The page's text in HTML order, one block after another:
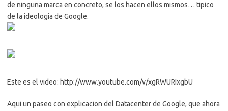
de ninguna marca en concreto, se los hacen ellos mismos… tipico
de la ideologia de Google.
Este es el video: http://www.youtube.com/v/xgRWURIxgbU
Aqui un paseo con explicacion del Datacenter de Google, que ahora